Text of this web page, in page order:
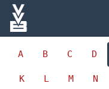
A B C D
K L M N